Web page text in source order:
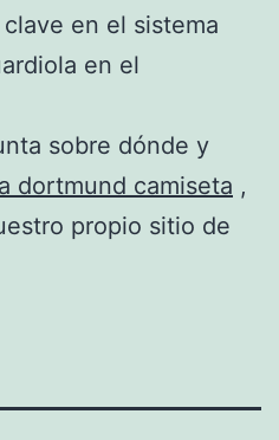
en el sistema
en el
sobre dónde y
dortmund camiseta ,
propio sitio de